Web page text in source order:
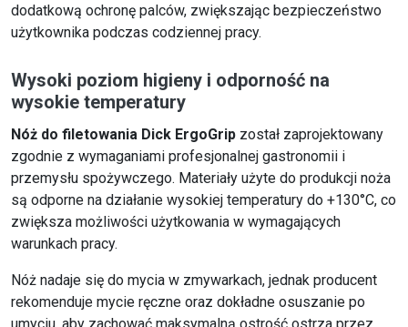
dodatkową ochronę palców, zwiększając bezpieczeństwo
użytkownika podczas codziennej pracy.
Wysoki poziom higieny i odporność na
wysokie temperatury
Nóż do filetowania Dick ErgoGrip został zaprojektowany
zgodnie z wymaganiami profesjonalnej gastronomii i
przemysłu spożywczego. Materiały użyte do produkcji noża
są odporne na działanie wysokiej temperatury do +130°C, co
zwiększa możliwości użytkowania w wymagających
warunkach pracy.
Nóż nadaje się do mycia w zmywarkach, jednak producent
rekomenduje mycie ręczne oraz dokładne osuszanie po
umyciu, aby zachować maksymalną ostrość ostrza przez